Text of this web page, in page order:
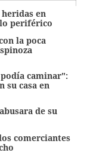
en
periférico
la poca
caminar":
su casa en
de su
comerciantes